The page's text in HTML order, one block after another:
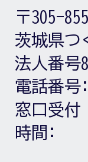
〒305-
茨城県つ
法人番号
電話番号:
窓口受付
時間: